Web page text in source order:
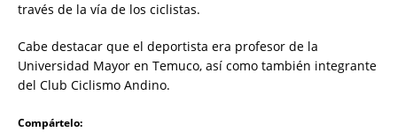
través de la vía de los ciclistas.
Cabe destacar que el deportista era profesor de la
Universidad Mayor en Temuco, así como también integrante
del Club Ciclismo Andino.
Compártelo: